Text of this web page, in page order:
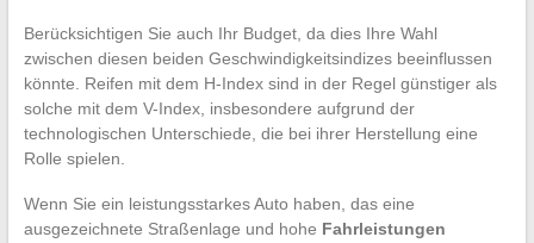
Berücksichtigen Sie auch Ihr Budget, da dies Ihre Wahl
zwischen diesen beiden Geschwindigkeitsindizes beeinflussen
könnte. Reifen mit dem H-Index sind in der Regel günstiger als
solche mit dem V-Index, insbesondere aufgrund der
technologischen Unterschiede, die bei ihrer Herstellung eine
Rolle spielen.
Wenn Sie ein leistungsstarkes Auto haben, das eine
ausgezeichnete Straßenlage und hohe Fahrleistungen